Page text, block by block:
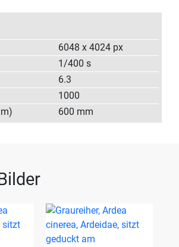
6048 x 4024 px
1/400 s
6.3
1000
600 mm